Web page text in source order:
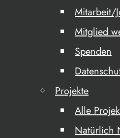
Mitarbeit/
Mitglied
Spenden
Projekte
Alle
Natürlich